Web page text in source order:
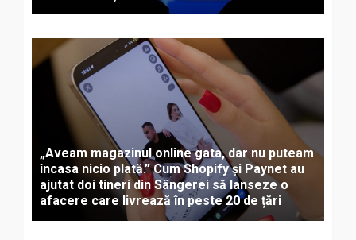
„Aveam magazinul online gata, dar nu puteam
încasa nicio plată.” Cum Shopify și Paynet au
ajutat doi tineri din Sângerei să lanseze o
afacere care livrează în peste 20 de țări